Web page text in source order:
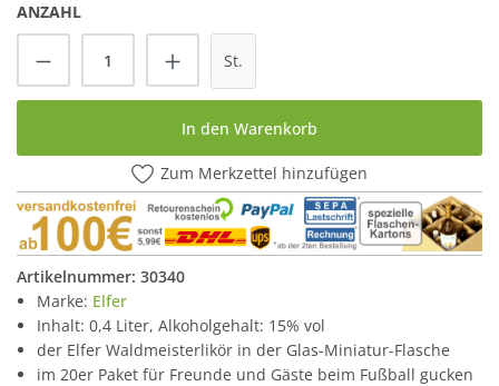
ANZAHL
Produkt Anzahl: Gib den gewünschten
St.
In den Warenkorb
Zum Merkzettel hinzufügen
Artikelnummer: 30340
Marke: Elfer
Inhalt: 0,4 Liter, Alkoholgehalt: 15% vol
der Elfer Waldmeisterlikör in der Glas-Miniatur-Flasche
im 20er Paket für Freunde und Gäste beim Fußball gucken